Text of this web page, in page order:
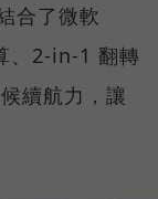
合了微軟
、2-in-1 翻轉
續航力，讓